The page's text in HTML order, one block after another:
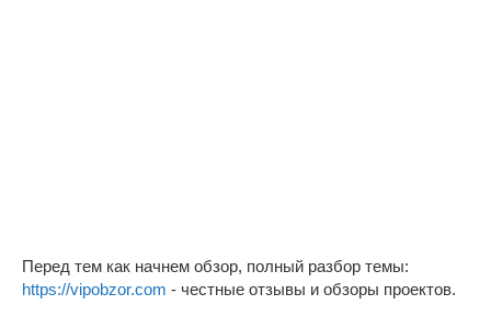
Перед тем как начнем обзор, полный разбор темы:
https://vipobzor.com - честные отзывы и обзоры проектов.